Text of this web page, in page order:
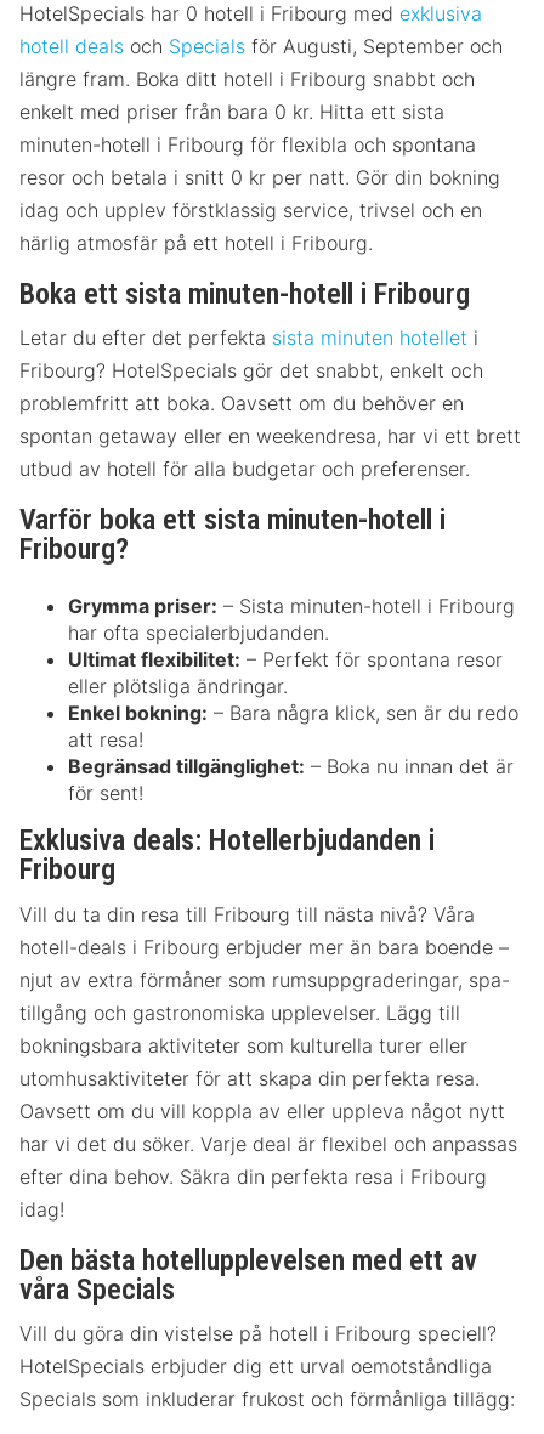
HotelSpecials har 0 hotell i Fribourg med exklusiva
hotell deals och Specials för Augusti, September och
längre fram. Boka ditt hotell i Fribourg snabbt och
enkelt med priser från bara 0 kr. Hitta ett sista
minuten-hotell i Fribourg för flexibla och spontana
resor och betala i snitt 0 kr per natt. Gör din bokning
idag och upplev förstklassig service, trivsel och en
härlig atmosfär på ett hotell i Fribourg.
Boka ett sista minuten-hotell i Fribourg
Letar du efter det perfekta sista minuten hotellet i
Fribourg? HotelSpecials gör det snabbt, enkelt och
problemfritt att boka. Oavsett om du behöver en
spontan getaway eller en weekendresa, har vi ett brett
utbud av hotell för alla budgetar och preferenser.
Varför boka ett sista minuten-hotell i
Fribourg?
Grymma priser: – Sista minuten-hotell i Fribourg
har ofta specialerbjudanden.
Ultimat flexibilitet: – Perfekt för spontana resor
eller plötsliga ändringar.
Enkel bokning: – Bara några klick, sen är du redo
att resa!
Begränsad tillgänglighet: – Boka nu innan det är
för sent!
Exklusiva deals: Hotellerbjudanden i
Fribourg
Vill du ta din resa till Fribourg till nästa nivå? Våra
hotell-deals i Fribourg erbjuder mer än bara boende –
njut av extra förmåner som rumsuppgraderingar, spa-
tillgång och gastronomiska upplevelser. Lägg till
bokningsbara aktiviteter som kulturella turer eller
utomhusaktiviteter för att skapa din perfekta resa.
Oavsett om du vill koppla av eller uppleva något nytt
har vi det du söker. Varje deal är flexibel och anpassas
efter dina behov. Säkra din perfekta resa i Fribourg
idag!
Den bästa hotellupplevelsen med ett av
våra Specials
Vill du göra din vistelse på hotell i Fribourg speciell?
HotelSpecials erbjuder dig ett urval oemotståndliga
Specials som inkluderar frukost och förmånliga tillägg: